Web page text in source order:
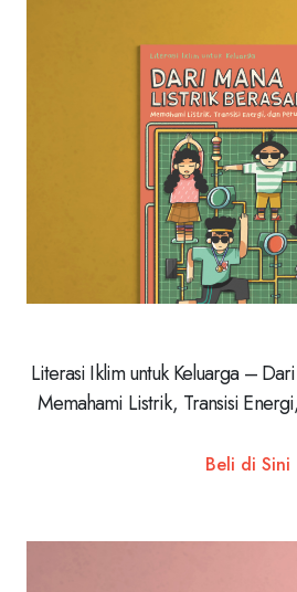
Literasi Iklim untuk Keluarga –
Memahami Listrik, Transisi
Beli di Sini